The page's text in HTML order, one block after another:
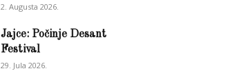
2. Augusta 2026.
Jajce: Počinje Desant
Festival
29. Jula 2026.